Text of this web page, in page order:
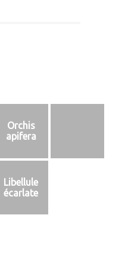
Orchis
apifera
Libellule
écarlate